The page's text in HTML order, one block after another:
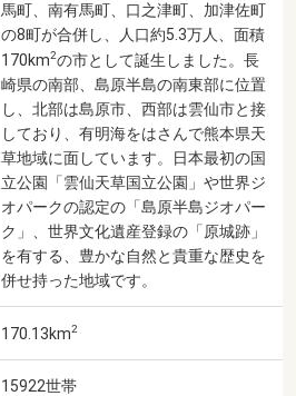
馬町、南有馬町、口之津町、加津佐町
の8町が合併し、人口約5.3万人、面積
170km2の市として誕生しました。長
崎県の南部、島原半島の南東部に位置
し、北部は島原市、西部は雲仙市と接
しており、有明海をはさんで熊本県天
草地域に面しています。日本最初の国
立公園「雲仙天草国立公園」や世界ジ
オパークの認定の「島原半島ジオパー
ク」、世界文化遺産登録の「原城跡」
を有する、豊かな自然と貴重な歴史を
併せ持った地域です。
170.13km2
15922世帯